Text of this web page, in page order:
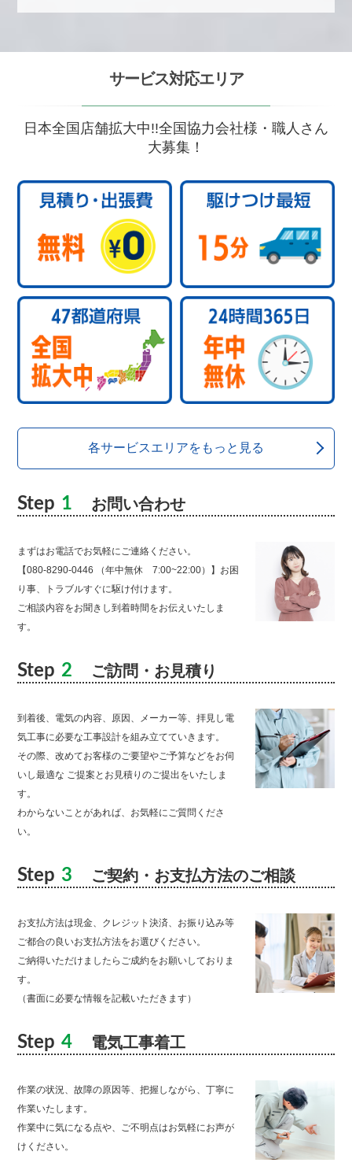
サービス対応エリア
日本全国店舗拡大中!!全国協力会社様・職人さん
大募集！
各サービスエリアをもっと見る
Step 1 お問い合わせ
まずはお電話でお気軽にご連絡ください。
【080-8290-0446 （年中無休 7:00~22:00）】お困
り事、トラブルすぐに駆け付けます。
ご相談内容をお聞きし到着時間をお伝えいたしま
す。
Step 2 ご訪問・お見積り
到着後、電気の内容、原因、メーカー等、拝見し電
気工事に必要な工事設計を組み立てていきます。
その際、改めてお客様のご要望やご予算などをお伺
いし最適な ご提案とお見積りのご提出をいたしま
す。
わからないことがあれば、お気軽にご質問くださ
い。
Step 3 ご契約・お支払方法のご相談
お支払方法は現金、クレジット決済、お振り込み等
ご都合の良いお支払方法をお選びください。
ご納得いただけましたらご成約をお願いしておりま
す。
（書面に必要な情報を記載いただきます）
Step 4 電気工事着工
作業の状況、故障の原因等、把握しながら、丁寧に
作業いたします。
作業中に気になる点や、ご不明点はお気軽にお声が
けください。